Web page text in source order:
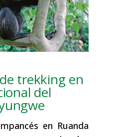
trekking en
del
en Ruanda